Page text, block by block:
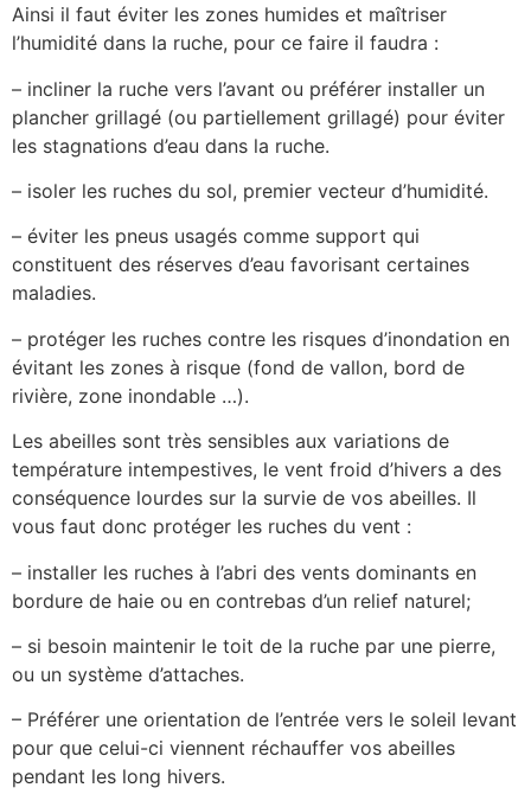
Ainsi il faut éviter les zones humides et maîtriser
l’humidité dans la ruche, pour ce faire il faudra :
– incliner la ruche vers l’avant ou préférer installer un
plancher grillagé (ou partiellement grillagé) pour éviter
les stagnations d’eau dans la ruche.
– isoler les ruches du sol, premier vecteur d’humidité.
– éviter les pneus usagés comme support qui
constituent des réserves d’eau favorisant certaines
maladies.
– protéger les ruches contre les risques d’inondation en
évitant les zones à risque (fond de vallon, bord de
rivière, zone inondable …).
Les abeilles sont très sensibles aux variations de
température intempestives, le vent froid d’hivers a des
conséquence lourdes sur la survie de vos abeilles. Il
vous faut donc protéger les ruches du vent :
– installer les ruches à l’abri des vents dominants en
bordure de haie ou en contrebas d’un relief naturel;
– si besoin maintenir le toit de la ruche par une pierre,
ou un système d’attaches.
– Préférer une orientation de l’entrée vers le soleil levant
pour que celui-ci viennent réchauffer vos abeilles
pendant les long hivers.